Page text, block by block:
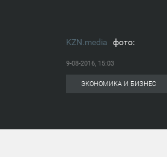
KZN.media фото:
9-08-2016, 15:03
ЭКОНОМИКА И БИЗНЕС